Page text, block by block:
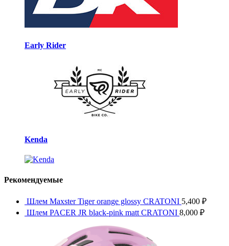
Early Rider
Kenda
Рекомендуемые
Шлем Maxster Tiger orange glossy CRATONI 5,400 ₽
Шлем PACER JR black-pink matt CRATONI 8,000 ₽